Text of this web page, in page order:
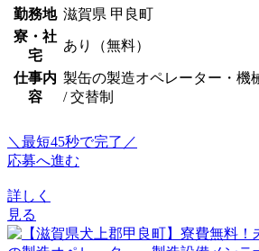
勤務地 滋賀県 甲良町
寮・社
宅
あり（無料）
仕事内
容
製缶の製造オペレーター・機
/ 交替制
＼最短45秒で完了／
応募へ進む
詳しく
見る